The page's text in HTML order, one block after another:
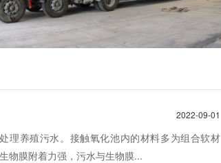
2022-09-01
理养殖污水。接触氧化池内的材料多为组合软材
物膜附着力强，污水与生物膜...